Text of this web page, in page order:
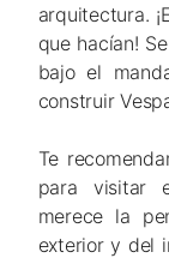
arquitectura.
que hacían!
bajo el
construir
Te
para visitar
merece la
exterior y del